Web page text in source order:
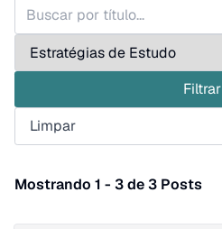
Filtrar
Limpar
Mostrando 1 - 3 de 3 Posts